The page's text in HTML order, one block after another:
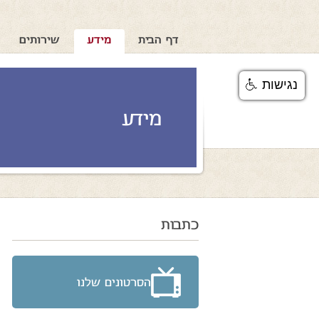
דף הבית מידע שירותים
מידע
כתבות
הסרטונים שלנו
נגישות